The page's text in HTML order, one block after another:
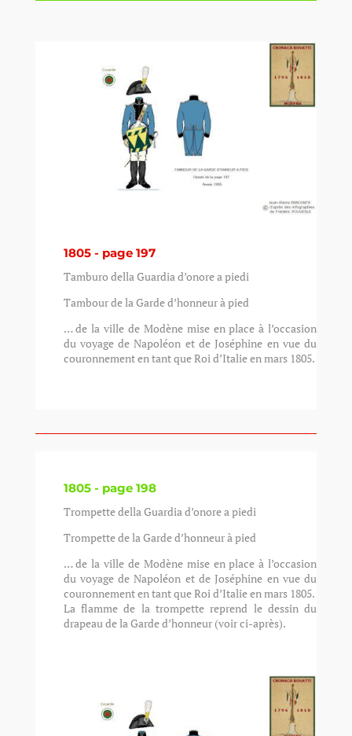
1805 - page 197
Tamburo della Guardia d’onore a piedi
Tambour de la Garde d’honneur à pied
… de la ville de Modène mise en place à l’occasion
du voyage de Napoléon et de Joséphine en vue du
couronnement en tant que Roi d’Italie en mars 1805.
1805 - page 198
Trompette della Guardia d’onore a piedi
Trompette de la Garde d’honneur à pied
… de la ville de Modène mise en place à l’occasion
du voyage de Napoléon et de Joséphine en vue du
couronnement en tant que Roi d’Italie en mars 1805.
La flamme de la trompette reprend le dessin du
drapeau de la Garde d’honneur (voir ci-après).